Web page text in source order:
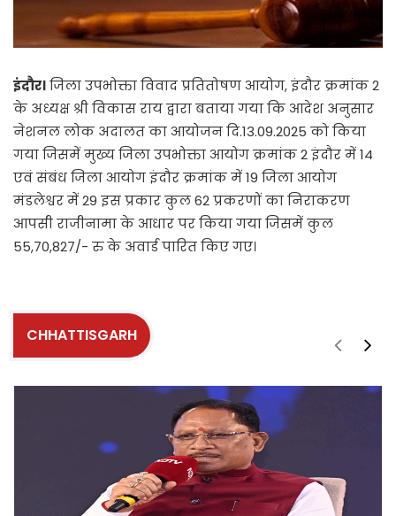
इंदौर।जिला उपभोक्ता विवाद प्रतितोषण आयोग, इंदौर क्रमांक 2
के अध्यक्ष श्री विकास राय द्वारा बताया गया कि आदेश अनुसार
नेशनल लोक अदालत का आयोजन दि.13.09.2025 को किया
गया जिसमें मुख्य जिला उपभोक्ता आयोग क्रमांक 2 इंदौर में 14
एवं संबंध जिला आयोग इंदौर क्रमांक में 19 जिला आयोग
मंडलेश्वर में 29 इस प्रकार कुल 62 प्रकरणों का निराकरण
आपसी राजीनामा के आधार पर किया गया जिसमें कुल
55,70,827/- रु के अवार्ड पारित किए गए।
CHHATTISGARH